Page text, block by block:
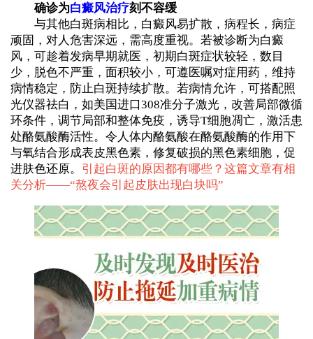
确诊为白癜风治疗刻不容缓
与其他白斑病相比，白癜风易扩散，病程长，病症
顽固，对人危害深远，需高度重视。若被诊断为白癜
风，可趁着发病早期就医，初期白斑症状较轻，数目
少，脱色不严重，面积较小，可遵医嘱对症用药，维持
病情稳定，防止白斑持续扩散。若病情允许，可搭配照
光仪器祛白，如美国进口308准分子激光，改善局部微循
环条件，调节局部和整体免疫，诱导T细胞凋亡，激活患
处酪氨酸酶活性。令人体内酪氨酸在酪氨酸酶的作用下
与氧结合形成表皮黑色素，修复破损的黑色素细胞，促
进肤色还原。 引起白斑的原因都有哪些？这篇文章有相
关分析——“熬夜会引起皮肤出现白块吗”